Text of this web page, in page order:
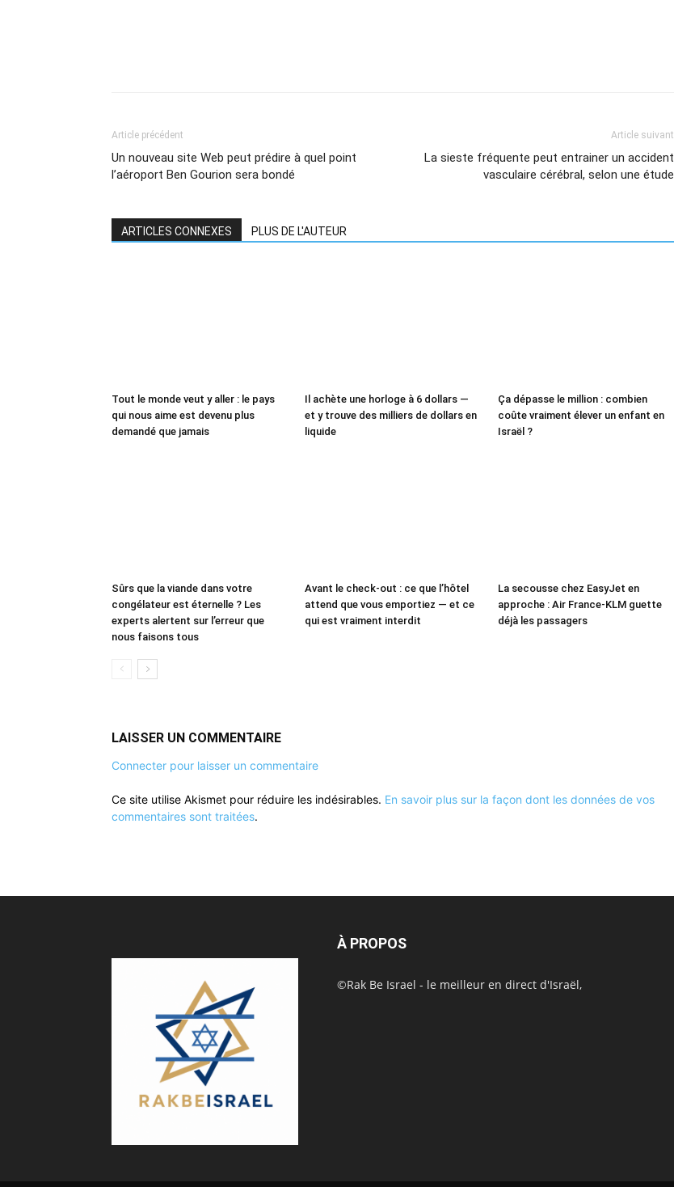
Article précédent
Un nouveau site Web peut prédire à quel point
l’aéroport Ben Gourion sera bondé
Article suivant
La sieste fréquente peut entrainer un accident
vasculaire cérébral, selon une étude
ARTICLES CONNEXES PLUS DE L'AUTEUR
Tout le monde veut y aller : le pays
qui nous aime est devenu plus
demandé que jamais
Il achète une horloge à 6 dollars —
et y trouve des milliers de dollars en
liquide
Ça dépasse le million : combien
coûte vraiment élever un enfant en
Israël ?
Sûrs que la viande dans votre
congélateur est éternelle ? Les
experts alertent sur l’erreur que
nous faisons tous
Avant le check-out : ce que l’hôtel
attend que vous emportiez — et ce
qui est vraiment interdit
La secousse chez EasyJet en
approche : Air France-KLM guette
déjà les passagers
LAISSER UN COMMENTAIRE
Connecter pour laisser un commentaire
Ce site utilise Akismet pour réduire les indésirables. En savoir plus sur la façon dont les données de vos
commentaires sont traitées.
À PROPOS
©Rak Be Israel - le meilleur en direct d'Israël,